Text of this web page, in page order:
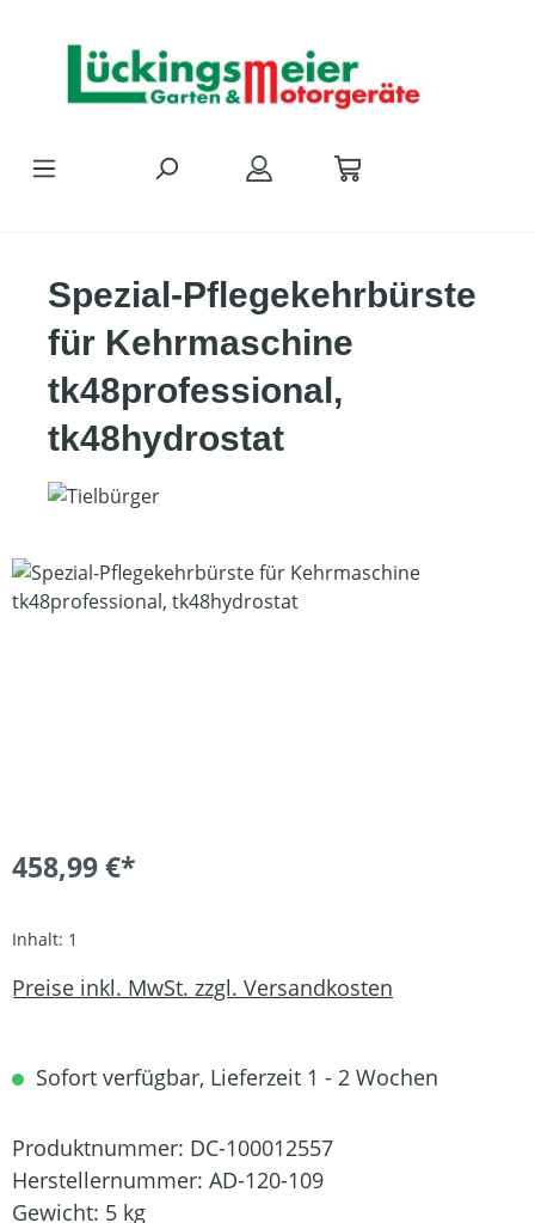
Spezial-Pflegekehrbürste
für Kehrmaschine
tk48professional,
tk48hydrostat
Bildergalerie überspringen
458,99 €*
Inhalt: 1
Preise inkl. MwSt. zzgl. Versandkosten
Sofort verfügbar, Lieferzeit 1 - 2 Wochen
Produktnummer: DC-100012557
Herstellernummer: AD-120-109
Gewicht: 5 kg